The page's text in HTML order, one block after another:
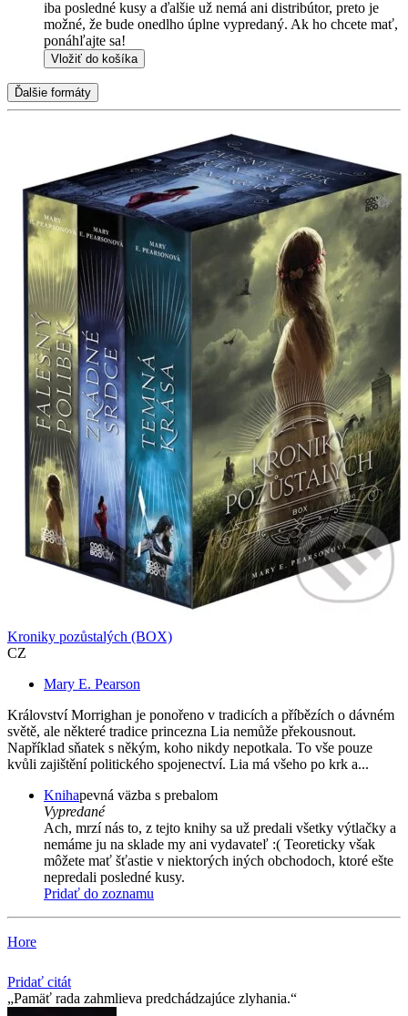
iba posledné kusy a ďalšie už nemá ani distribútor, preto je
možné, že bude onedlho úplne vypredaný. Ak ho chcete mať,
ponáhľajte sa!
Vložiť do košíka
Ďalšie formáty
Kroniky pozůstalých (BOX)
CZ
Mary E. Pearson
Království Morrighan je ponořeno v tradicích a příbězích o dávném
světě, ale některé tradice princezna Lia nemůže překousnout.
Například sňatek s někým, koho nikdy nepotkala. To vše pouze
kvůli zajištění politického spojenectví. Lia má všeho po krk a...
Knihapevná väzba s prebalom
Vypredané
Ach, mrzí nás to, z tejto knihy sa už predali všetky výtlačky a
nemáme ju na sklade my ani vydavateľ :( Teoreticky však
môžete mať šťastie v niektorých iných obchodoch, ktoré ešte
nepredali posledné kusy.
Pridať do zoznamu
Hore
Pridať citát
Pamäť rada zahmlieva predchádzajúce zlyhania.